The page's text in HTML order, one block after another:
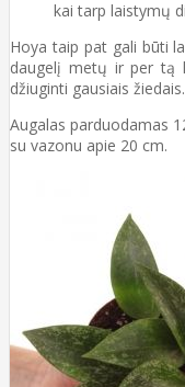
kai tarp laistymų
Hoya taip pat gali būti
daugelį metų ir per tą
džiuginti gausiais žiedais.
Augalas parduodamas
su vazonu apie 20 cm.